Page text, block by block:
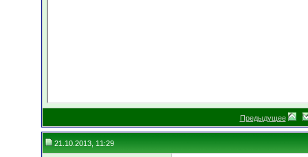
Предыдущее
21.10.2013, 11:29